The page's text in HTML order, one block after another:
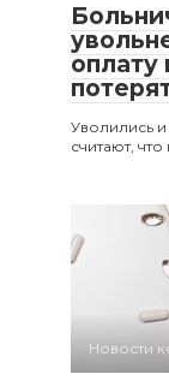
оплату
Уволились
считают,
Новости